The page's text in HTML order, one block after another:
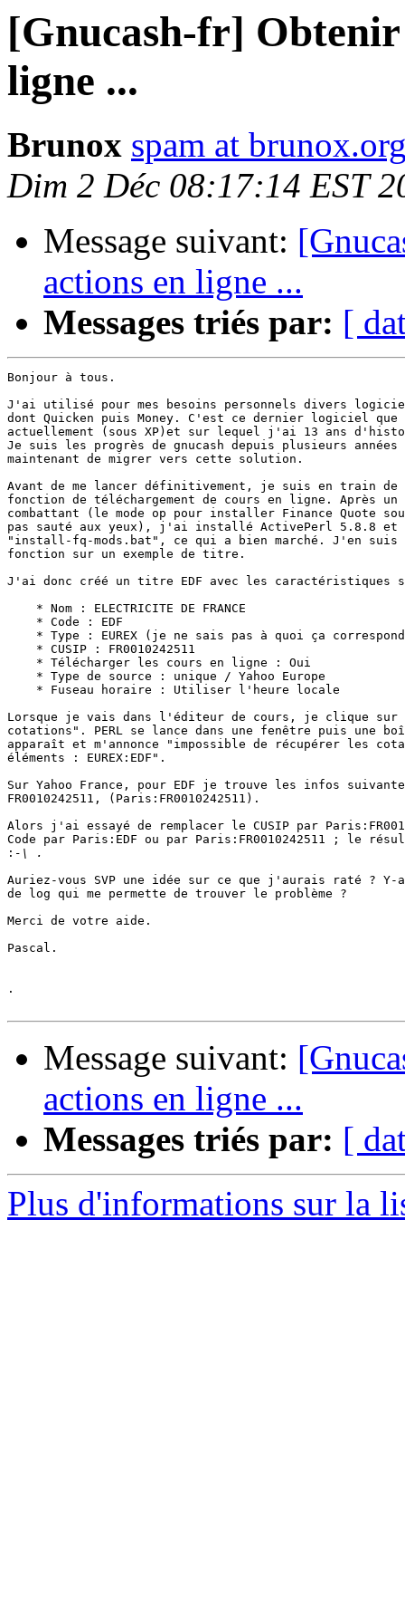
[Gnucash-fr] Obtenir
ligne ...
Brunox spam at
Dim 2 Déc 08:17:14 EST
Message suivant:
actions en ligne ...
Messages triés par: [
Bonjour à tous.
J'ai utilisé pour mes besoins personnels divers
dont Quicken puis Money. C'est ce dernier logiciel
actuellement (sous XP)et sur lequel j'ai 13 ans
Je suis les progrès de gnucash depuis plusieurs
maintenant de migrer vers cette solution.
Avant de me lancer définitivement, je suis en train
fonction de téléchargement de cours en ligne. Après
combattant (le mode op pour installer Finance Quote
pas sauté aux yeux), j'ai installé ActivePerl 5.8.8 et
"install-fq-mods.bat", ce qui a bien marché. J'en
fonction sur un exemple de titre.
J'ai donc créé un titre EDF avec les caractéristiques
    * Nom : ELECTRICITE DE FRANCE
    * Code : EDF
* Type : EUREX (je ne sais pas à quoi ça
    * CUSIP : FR0010242511
    * Télécharger les cours en ligne : Oui
    * Type de source : unique / Yahoo Europe
    * Fuseau horaire : Utiliser l'heure locale
Lorsque je vais dans l'éditeur de cours, je clique
cotations". PERL se lance dans une fenêtre puis une
apparaît et m'annonce "impossible de récupérer les
éléments : EUREX:EDF".
Sur Yahoo France, pour EDF je trouve les infos
FR0010242511, (Paris:FR0010242511).
Alors j'ai essayé de remplacer le CUSIP par
Code par Paris:EDF ou par Paris:FR0010242511 ; le
:
Auriez-vous SVP une idée sur ce que j'aurais raté ?
de log qui me permette de trouver le problème ?
Merci de votre aide.
Pascal.
.
Message suivant:
actions en ligne ...
Messages triés par: [
Plus d'informations sur la